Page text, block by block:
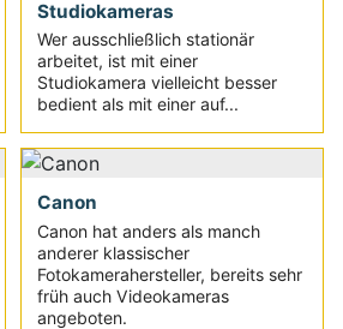
Studiokameras
Wer ausschließlich stationär
arbeitet, ist mit einer
Studiokamera vielleicht besser
bedient als mit einer auf...
Canon
Canon hat anders als manch
anderer klassischer
Fotokamerahersteller, bereits sehr
früh auch Videokameras
angeboten.